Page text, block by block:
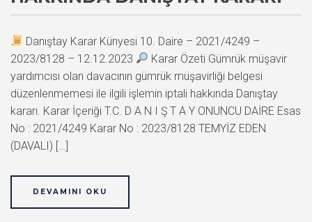
Danıştay Karar Künyesi 10. Daire – 2021/4249 –
2023/8128 – 12.12.2023
Karar Özeti Gümrük müşavir
yardımcısı olan davacının gümrük müşavirliği belgesi
düzenlenmemesi ile ilgili işlemin iptali hakkında Danıştay
kararı. Karar İçeriği T.C. D A N I Ş T A Y ONUNCU DAİRE Esas
No : 2021/4249 Karar No : 2023/8128 TEMYİZ EDEN
(DAVALI) […]
DEVAMINI OKU